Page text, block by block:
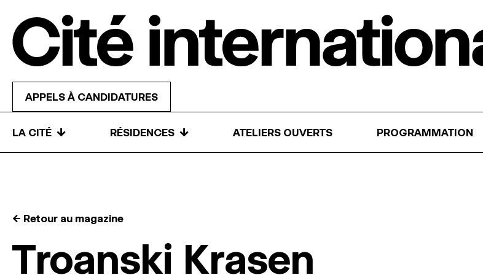
APPELS À CANDIDATURES
LA CITÉ ↓ RÉSIDENCES ↓ ATELIERS OUVERTS PROGRAMMATION
← Retour au magazine
Troanski Krasen